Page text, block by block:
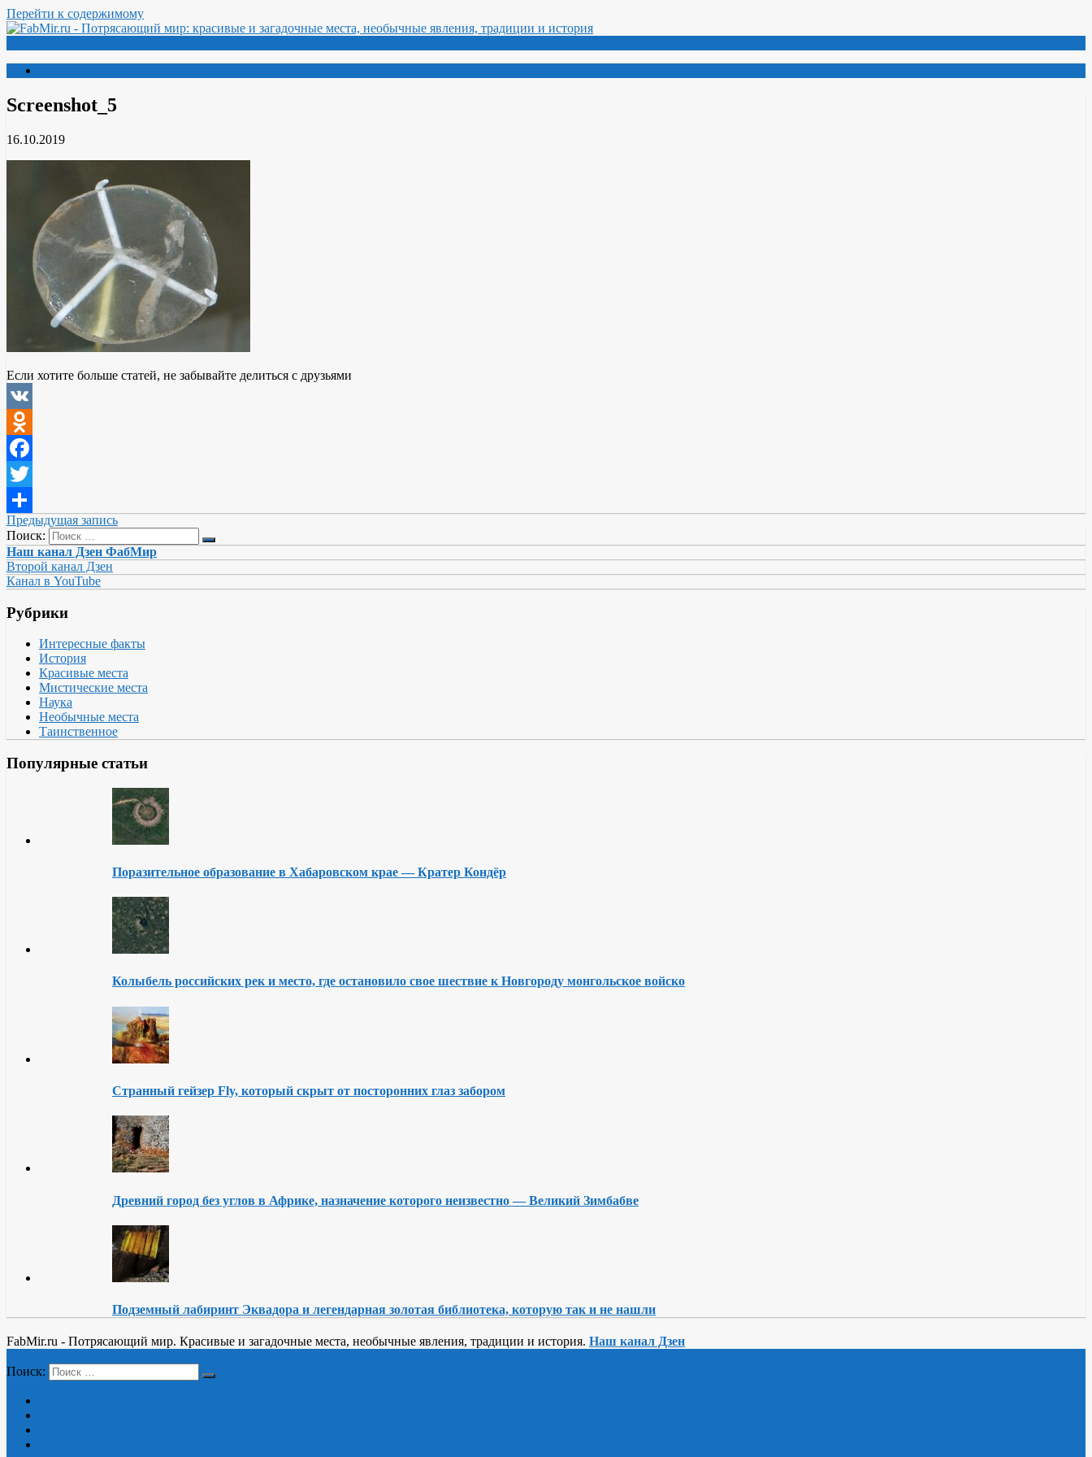
Перейти к содержимому
Screenshot_5
16.10.2019
Если хотите больше статей, не забывайте делиться с друзьями
VK
Odnoklassniki
Facebook
Twitter
Отправить
Предыдущая запись
Поиск:
Наш канал Дзен ФабМир
Второй канал Дзен
Канал в YouTube
Рубрики
Интересные факты
История
Красивые места
Мистические места
Наука
Необычные места
Таинственное
Популярные статьи
Поразительное образование в Хабаровском крае — Кратер Кондёр
Колыбель российских рек и место, где остановило свое шествие к Новгороду монгольское войско
Странный гейзер Fly, который скрыт от посторонних глаз забором
Древний город без углов в Африке, назначение которого неизвестно — Великий Зимбабве
Подземный лабиринт Эквадора и легендарная золотая библиотека, которую так и не нашли
FabMir.ru - Потрясающий мир. Красивые и загадочные места, необычные явления, традиции и история. Наш канал Дзен
Поиск: